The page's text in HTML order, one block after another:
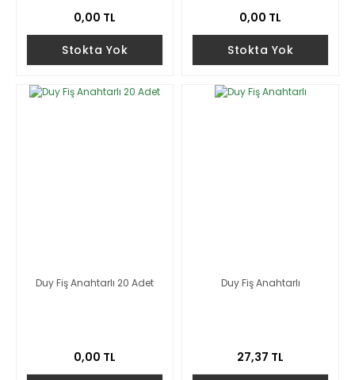
0,00 TL
Stokta Yok
0,00 TL
Stokta Yok
Duy Fiş Anahtarlı 20 Adet
0,00 TL
Duy Fiş Anahtarlı
27,37 TL